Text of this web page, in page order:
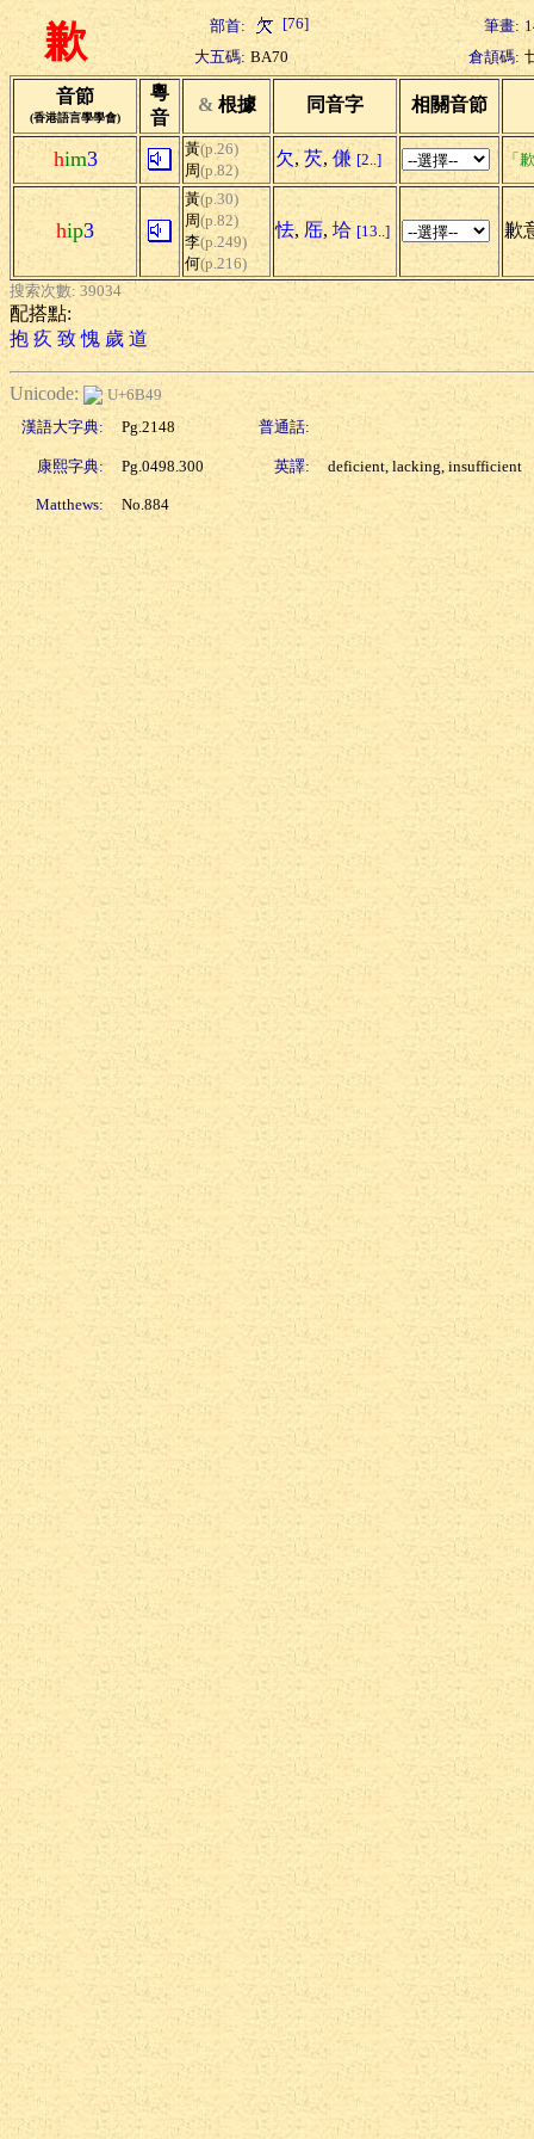
歉 部首: [76] 筆畫:
大五碼: BA70 倉頡碼:
音節
(香港語言學學會)
粵
音
& 根據 同音字 相關音節
him3 黃(p.26)
周(p.82)
欠, 芡, 傔 [2..] 「
hip3
黃(p.30)
周(p.82)
李(p.249)
何(p.216)
怯, 厒, 垥 [13..] 歉
搜索次數: 39034
配搭點:
抱 疚 致 愧 歲 道
Unicode:
U+6B49
漢語大字典:
Pg.2148 普通話:
康熙字典: Pg.0498.300 英譯: deficient, lacking, insufficient
Matthews: No.884